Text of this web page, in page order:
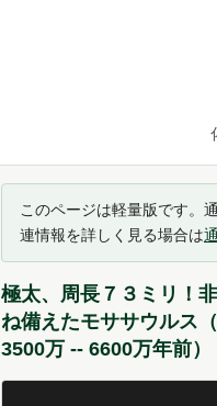
このページは軽量版です。
連情報を詳しく見る場合は
極太、周長７３ミリ！
ね備えたモササウルス
3500万 -- 6600万年前）